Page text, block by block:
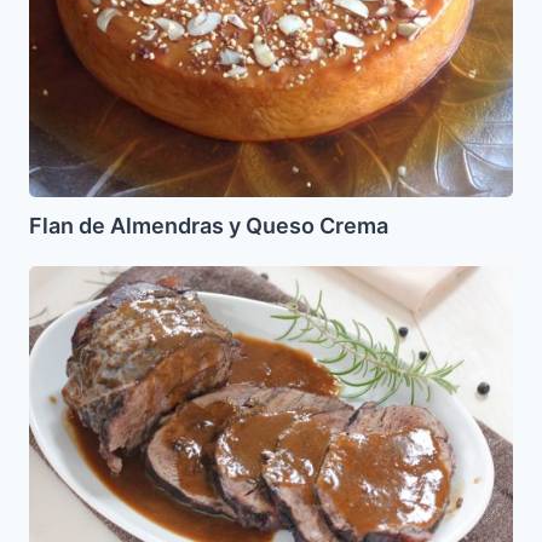
Flan de Almendras y Queso Crema
beef